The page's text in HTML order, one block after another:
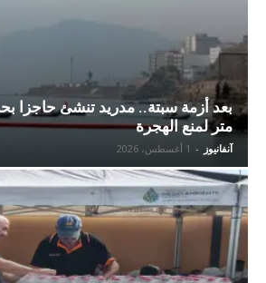
متر لمنع الهجرة
آنفانيوز - 1 أغسطس، 2026